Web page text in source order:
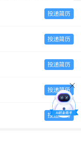
团一直以来的核心业
客户、世界知名的
为一些海外中小零售
社媒网红 和 TIKTOK
。在过去的二十二
的 20000+ 海外客
理、包装设计、产品
融资、售后等一系列
集中资源聚焦于业
并将这一方向定位为
份额！
口贸易和跨境电商
投递简历
投递简历
投递简历
投递简历
投递简历